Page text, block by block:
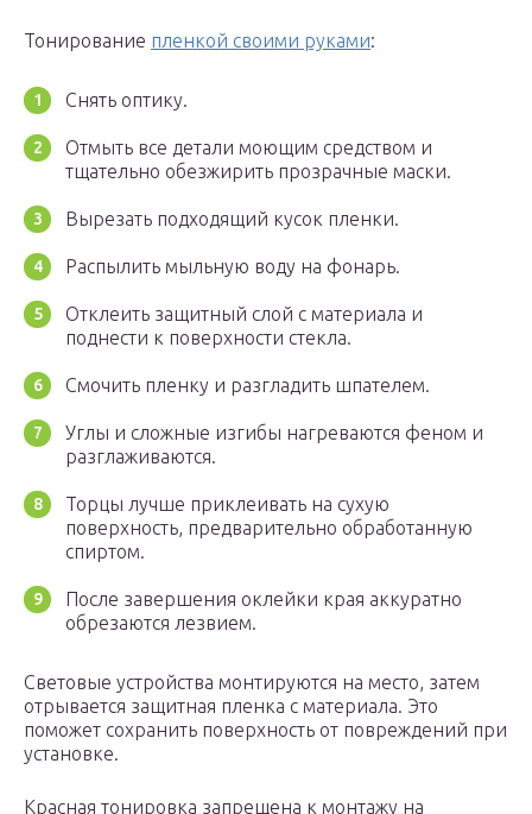
Тонирование пленкой своими руками:
Снять оптику.
Отмыть все детали моющим средством и
тщательно обезжирить прозрачные маски.
Вырезать подходящий кусок пленки.
Распылить мыльную воду на фонарь.
Отклеить защитный слой с материала и
поднести к поверхности стекла.
Смочить пленку и разгладить шпателем.
Углы и сложные изгибы нагреваются феном и
разглаживаются.
Торцы лучше приклеивать на сухую
поверхность, предварительно обработанную
спиртом.
После завершения оклейки края аккуратно
обрезаются лезвием.
Световые устройства монтируются на место, затем
отрывается защитная пленка с материала. Это
поможет сохранить поверхность от повреждений при
установке.
Красная тонировка запрещена к монтажу на